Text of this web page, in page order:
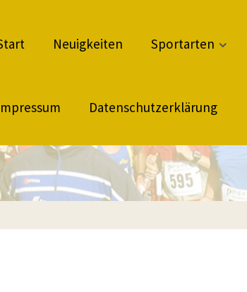
Neuigkeiten Sportarten
Datenschutzerklärung